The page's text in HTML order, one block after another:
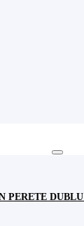
PERETE